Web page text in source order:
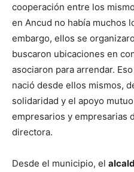
cooperación entre los
en Ancud no había muchos
embargo, ellos se
buscaron ubicaciones en
asociaron para arrendar.
nació desde ellos mismos,
solidaridad y el apoyo
empresarios y empresarias
directora.
Desde el municipio, el